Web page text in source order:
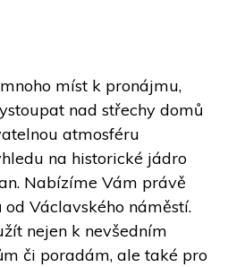
míst k pronájmu,
nad střechy domů
atmosféru
na historické jádro
Nabízíme Vám právě
Václavského náměstí.
nejen k nevšedním
či poradám, ale také pro